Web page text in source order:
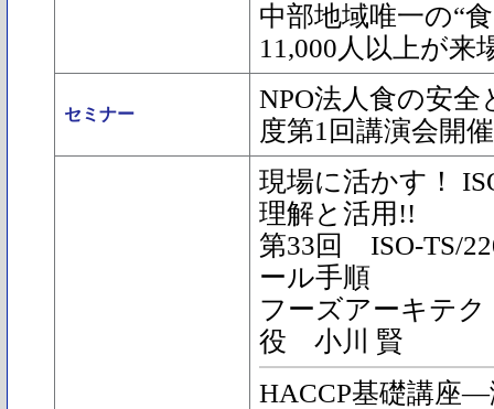
中部地域唯一の“
11,000人以上が来
セミナー
NPO法人食の安全
度第1回講演会開催
現場に活かす！
理解と活用!!
第33回 ISO-TS/
ール手順
フーズアーキテ
役 小川 賢
HACCP基礎講座―